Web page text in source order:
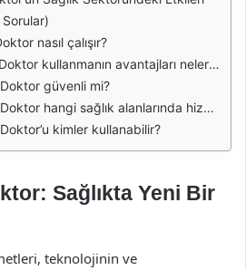
Sorular)
nasıl çalışır?
kullanmanın avantajları nelerdir?
güvenli mi?
hangi sağlık alanlarında hizmet vermektedir?
kimler kullanabilir?
Sağlıkta Yeni Bir
teknolojinin ve